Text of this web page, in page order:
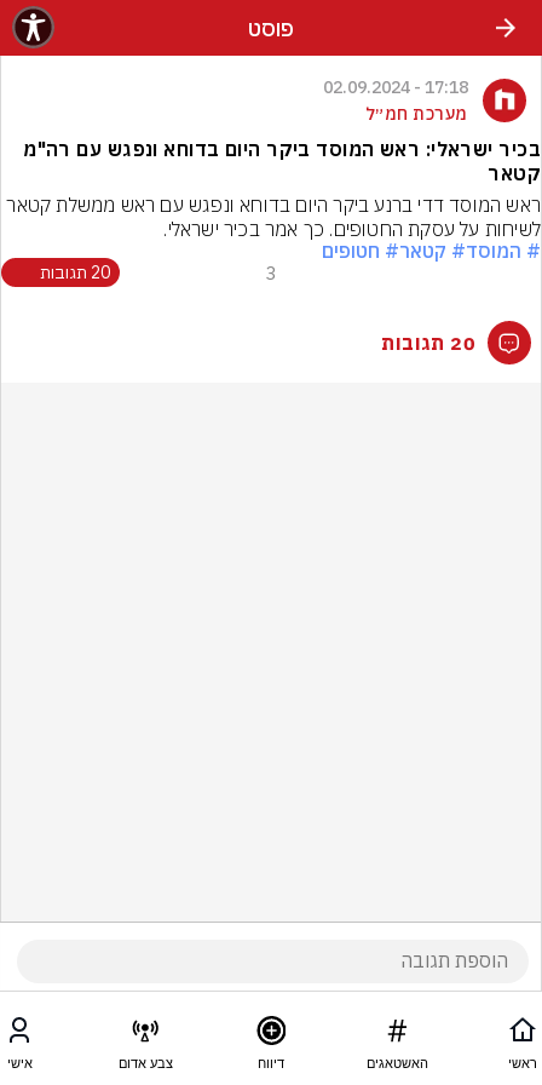
פוסט
17:18 - 02.09.2024
מערכת חמ״ל
בכיר ישראלי: ראש המוסד ביקר היום בדוחא ונפגש עם רה"מ
קטאר
ראש המוסד דדי ברנע ביקר היום בדוחא ונפגש עם ראש ממשלת קטאר
לשיחות על עסקת החטופים. כך אמר בכיר ישראלי.
# המוסד# קטאר# חטופים
3 20 תגובות
20 תגובות
ראשי האשטאגים דיווח צבע אדום אישי